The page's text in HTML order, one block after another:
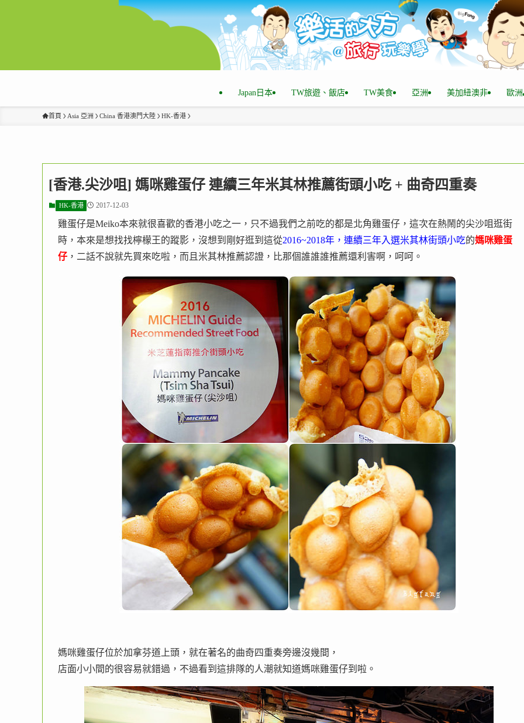
Japan日本 TW旅遊、飯店 TW美食 亞洲 美加紐澳非 歐洲
首頁 Asia 亞洲 China 香港澳門大陸 HK-香港
[香港.尖沙咀] 媽咪雞蛋仔 連續三年米其林推薦街頭小吃 + 曲奇四重奏
HK-香港 2017-12-03
雞蛋仔是Meiko本來就很喜歡的香港小吃之一，只不過我們之前吃的都是北角雞蛋仔，這次在熱鬧的尖沙咀逛街
時，本來是想找找檸檬王的蹤影，沒想到剛好逛到這從2016~2018年，連續三年入選米其林街頭小吃的媽咪雞蛋
仔 ，二話不說就先買來吃啦，而且米其林推薦認證，比那個誰誰誰推薦還利害啊，呵呵。
媽咪雞蛋仔位於加拿芬道上頭，就在著名的曲奇四重奏旁邊沒幾間，
店面小小間的很容易就錯過，不過看到這排隊的人潮就知道媽咪雞蛋仔到啦。